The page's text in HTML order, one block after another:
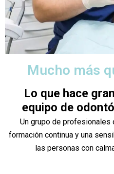
Mucho más
Lo que hace
equipo de
Un grupo de profesionales
formación continua y una
las personas con